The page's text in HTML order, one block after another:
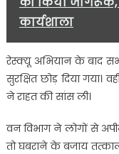
कार्यशाला
रेस्क्यू अभियान के बाद
सुरक्षित छोड़ दिया
ने राहत की सांस ली।
वन विभाग ने लोगों से
तो घबराने के बजाय